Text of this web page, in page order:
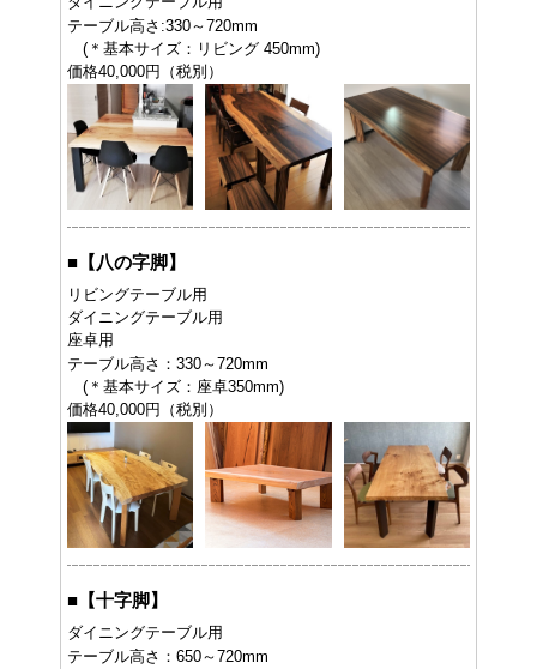
テーブル高さ:330～720mm
(＊基本サイズ：リビング 450mm)
価格40,000円（税別）
■ 【八の字脚】
リビングテーブル用
ダイニングテーブル用
座卓用
テーブル高さ：330～720mm
(＊基本サイズ：座卓350mm)
価格40,000円（税別）
■ 【十字脚】
ダイニングテーブル用
テーブル高さ：650～720mm